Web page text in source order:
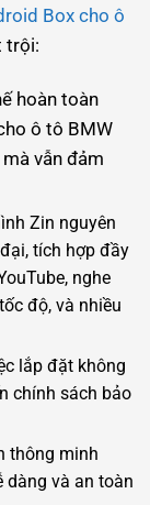
Box cho ô
trội:
hoàn toàn
ô tô BMW
vẫn đảm
Zin nguyên
tích hợp đầy
nghe
độ, và nhiều
lắp đặt không
chính sách bảo
thông minh
dàng và an toàn